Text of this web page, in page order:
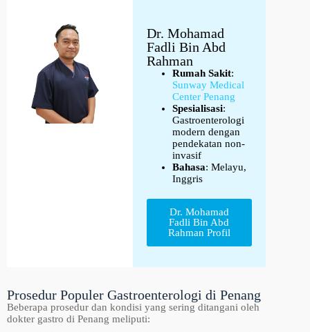
Dr. Mohamad
Fadli Bin Abd
Rahman
Rumah Sakit:
Sunway Medical
Center Penang
Spesialisasi:
Gastroenterologi
modern dengan
pendekatan non-
invasif
Bahasa: Melayu,
Inggris
Dr. Mohamad
Fadli Bin Abd
Rahman Profil
Prosedur Populer Gastroenterologi di Penang
Beberapa prosedur dan kondisi yang sering ditangani oleh
dokter gastro di Penang meliputi: